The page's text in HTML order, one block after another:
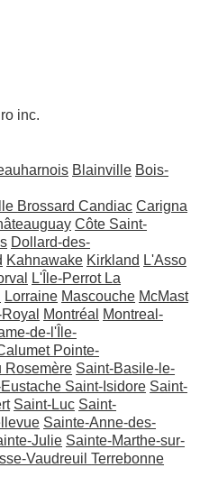
Blainville Bois-
BrossardCandiac Carigna
Côte Saint-
Dollard-des-
Kahnawake Kirkland L'Asso
L'Île-Perrot La
Lorraine Mascouche McMast
Montréal
Montreal-
de-l'Île-
Pointe-
Rosemère Saint-Basile-le-
Saint-Isidore Saint-
Saint-Luc Saint-
Sainte-Anne-des-
Julie Sainte-Marthe-sur-
VaudreuilTerrebonne
inc.